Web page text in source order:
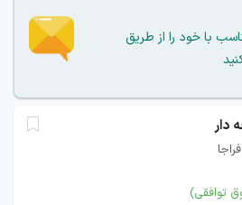
با خود را از طریق
دار
توافقی)